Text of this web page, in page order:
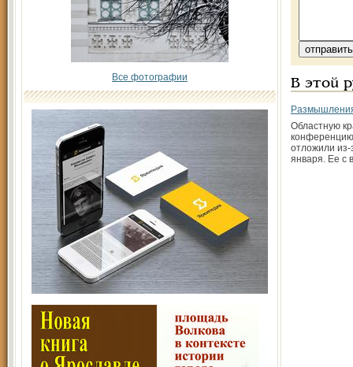
Все фотографии В этой
Областную
отложили
января. Ее с